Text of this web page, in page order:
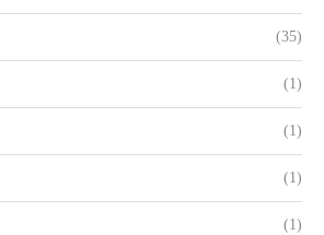
(35)
(1)
(1)
(1)
(1)